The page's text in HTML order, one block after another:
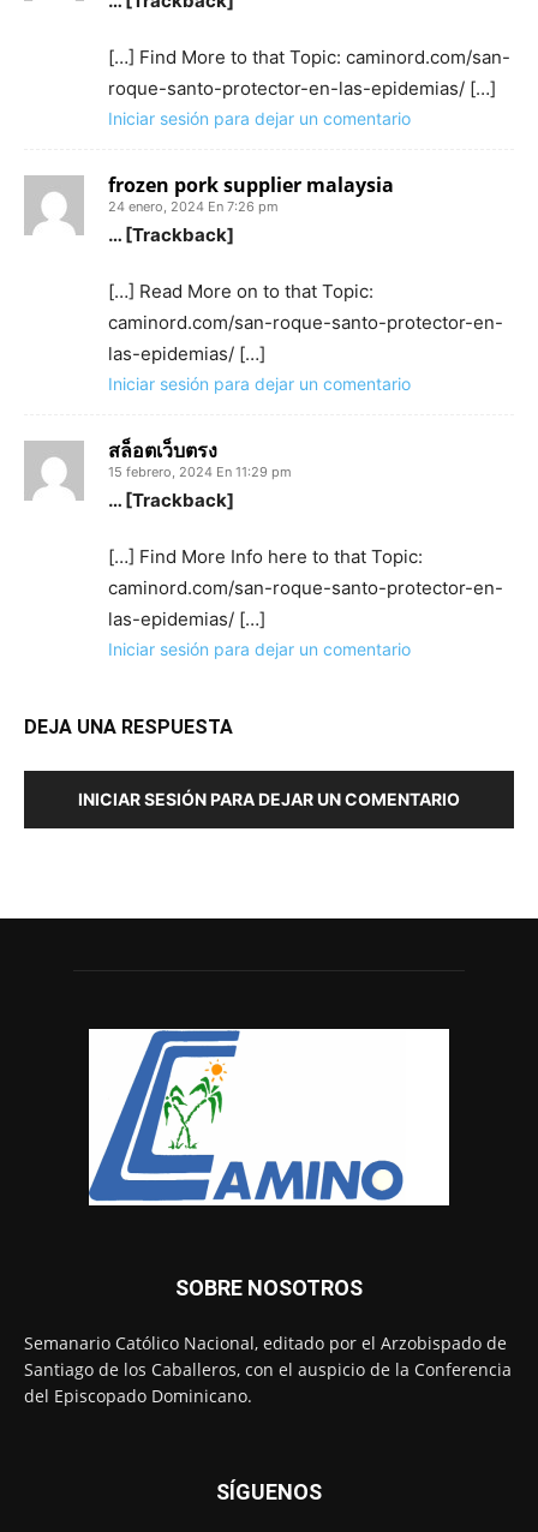
[…] Find More to that Topic: caminord.com/san-
roque-santo-protector-en-las-epidemias/ […]
Iniciar sesión para dejar un comentario
frozen pork supplier malaysia
24 enero, 2024 En 7:26 pm
… [Trackback]
[…] Read More on to that Topic:
caminord.com/san-roque-santo-protector-en-
las-epidemias/ […]
Iniciar sesión para dejar un comentario
สล็อตเว็บตรง
15 febrero, 2024 En 11:29 pm
… [Trackback]
[…] Find More Info here to that Topic:
caminord.com/san-roque-santo-protector-en-
las-epidemias/ […]
Iniciar sesión para dejar un comentario
DEJA UNA RESPUESTA
INICIAR SESIÓN PARA DEJAR UN COMENTARIO
SOBRE NOSOTROS
Semanario Católico Nacional, editado por el Arzobispado de
Santiago de los Caballeros, con el auspicio de la Conferencia
del Episcopado Dominicano.
SÍGUENOS